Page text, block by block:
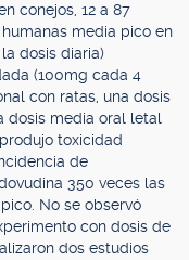
conejos, 12 a 87
media pico en
dosis diaria)
(100mg cada 4
con ratas, una dosis
dosis media oral letal
toxicidad
de
350 veces las
No se observó
con dosis de
dos estudios